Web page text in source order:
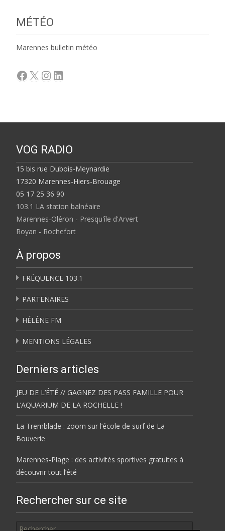
MÉTÉO
Marennes bulletin météo
Facebook
X Instagram
LinkedIn
VOG RADIO
15 bis rue Dubois-Meynardie
17320 Marennes-Hiers-Brouage
05 17 25 36 90
103.1 LA station balnéaire
Marennes-Oléron - Presqu'île d'Arvert
Royan - Rochefort
À propos
FRÉQUENCE 103.1
PARTENAIRES
HÉLÈNE FM
MENTIONS LÉGALES
Derniers articles
JEU DE L’ÉTÉ // GAGNEZ DES PASS FAMILLE POUR
L’AQUARIUM DE LA ROCHELLE !
La Tremblade : zoom sur l’école de surf de La
Bouverie
Marennes-Plage : des activités sportives gratuites à
découvrir tout l’été
Rechercher sur ce site